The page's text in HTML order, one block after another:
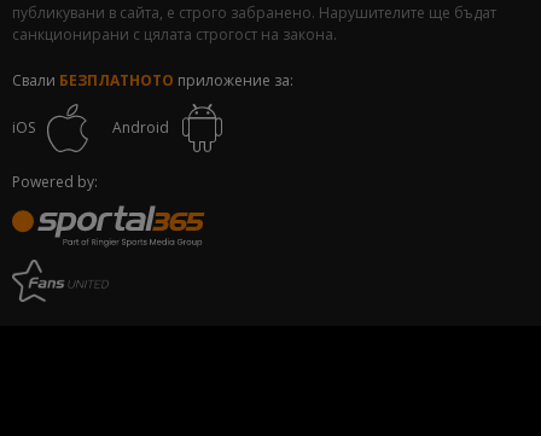
публикувани в сайта, е строго забранено. Нарушителите ще бъдат
санкционирани с цялата строгост на закона.
Свали БЕЗПЛАТНОТО приложение за:
iOS Android
Powered by: